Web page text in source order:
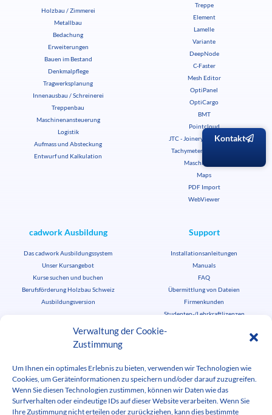
Verwaltung der Cookie-
Zustimmung
Um Ihnen ein optimales Erlebnis zu bieten, verwenden wir Technologien wie
Cookies, um Geräteinformationen zu speichern und/oder darauf zuzugreifen.
Wenn Sie diesen Technologien zustimmen, können wir Daten wie das
Surfverhalten oder eindeutige IDs auf dieser Website verarbeiten. Wenn Sie
Ihre Zustimmung nicht erteilen oder zurückziehen, kann dies bestimmte
Kontakt
Holzbau / Zimmerei
Metallbau
Bedachung
Erweiterungen
Bauen im Bestand
Denkmalpflege
Tragwerksplanung
Innenausbau / Schreinerei
Treppenbau
Maschinenansteuerung
Logistik
Aufmass und Absteckung
Entwurf und Kalkulation
Treppe
Element
Lamelle
Variante
DeepNode
C-Faster
Mesh Editor
OptiPanel
OptiCargo
BMT
Pointcloud
JTC - Joinery Tools Center
Tachymeterschnittstelle
Maschine CNC
Maps
PDF Import
WebViewer
cadwork Ausbildung
Das cadwork Ausbildungssystem
Unser Kursangebot
Kurse suchen und buchen
Berufsförderung Holzbau Schweiz
Ausbildungsversion
cadwork aktuell
Stellenbörse
Medienbereich
Support
Installationsanleitungen
Manuals
FAQ
Übermittlung von Dateien
Firmenkunden
Studenten-/Lehrkraftlizenzen
cadwork herunterladen